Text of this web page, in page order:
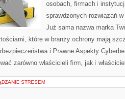
osobach, firmach i
sprawdzonych rozwiązań
Już sama nazwa marka
które w branży ochrony mają
i Prawne Aspekty
zarówno właścicieli firm, jak i
STRESEM